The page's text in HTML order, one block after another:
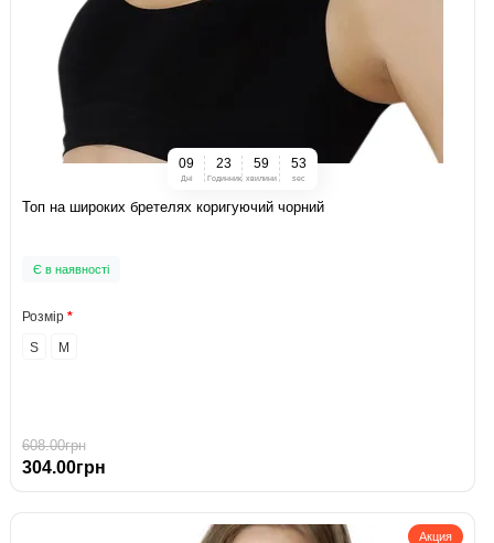
09
Дні
23
Годинник
59
хвилини
52
sec
Топ на широких бретелях коригуючий чорний
Є в наявності
Розмір
S
M
608.00грн
304.00грн
Акция